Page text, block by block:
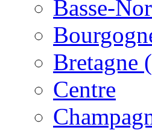
Basse-
Bretagne
Centre